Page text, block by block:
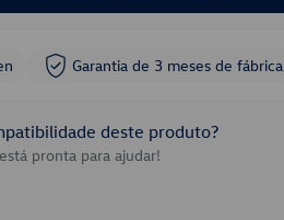
Garantia de 3 meses de fábrica
deste produto?
pronta para ajudar!